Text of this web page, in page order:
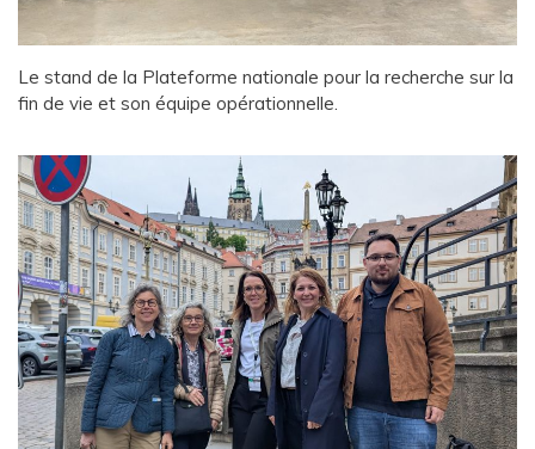
Le stand de la Plateforme nationale pour la recherche sur la
fin de vie et son équipe opérationnelle.